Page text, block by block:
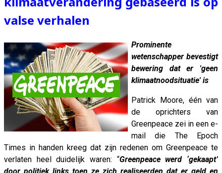
valse verhalen
Prominente
wetenschapper bevestigt
bewering dat er 'geen
klimaatnoodsituatie' is
Patrick Moore, één van
de oprichters van
Greenpeace zei in een e-
mail die The Epoch
Times in handen kreeg dat zijn redenen om Greenpeace te
verlaten heel duidelijk waren: “Greenpeace werd ‘gekaapt’
door politiek links toen ze zich realiseerden dat er geld en